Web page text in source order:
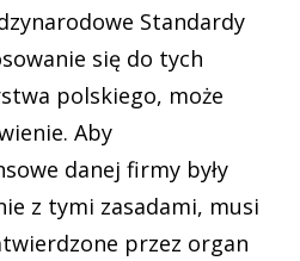
Standardy
się do tych
polskiego, może
Aby
danej firmy były
z tymi zasadami, musi
przez organ